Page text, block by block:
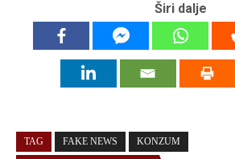
Širi dalje
TAG FAKE NEWS KONZUM